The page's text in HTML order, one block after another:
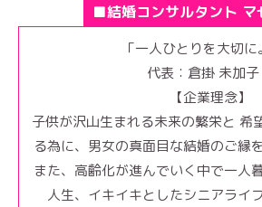
■結婚コンサルタント
「一人ひとりを大切に
代表：倉掛 未加子
【企業理念】
子供が沢山生まれる未来の繁栄と 希
る為に、男女の真面目な結婚のご縁
また、高齢化が進んでいく中で一人
人生、イキイキとしたシニアライ